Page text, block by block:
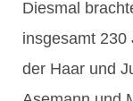
Diesmal
insgesamt 230
der Haar und